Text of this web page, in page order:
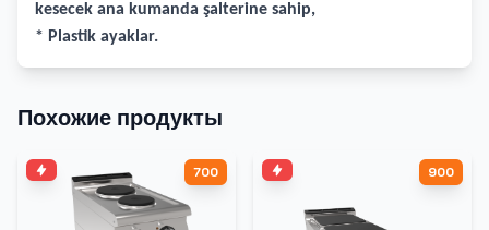
kesecek ana kumanda şalterine sahip,
* Plastik ayaklar.
Похожие продукты
700 900